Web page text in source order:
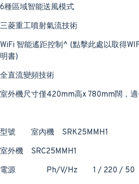
6種區域智能送風模式
三菱重工噴射氣流技術
WiFi 智能遙距控制^ (點擊此處以取得
明書)
全直流變頻技術
室外機尺寸僅420mm高x 780mm闊，
型號 室內機
SRK25MMH1
室外機
SRC25MMH1
電源
Ph/V/Hz
1 / 220 / 50